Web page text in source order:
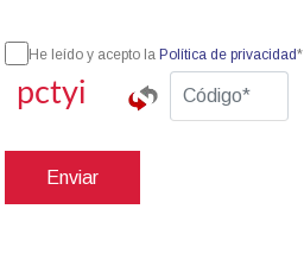
He leído y acepto la Política de privacidad*
Enviar